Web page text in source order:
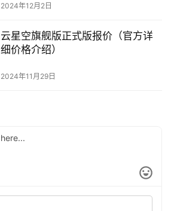
2024年12月2日
云星空旗舰版正式版报价（官方详
细价格介绍）
2024年11月29日